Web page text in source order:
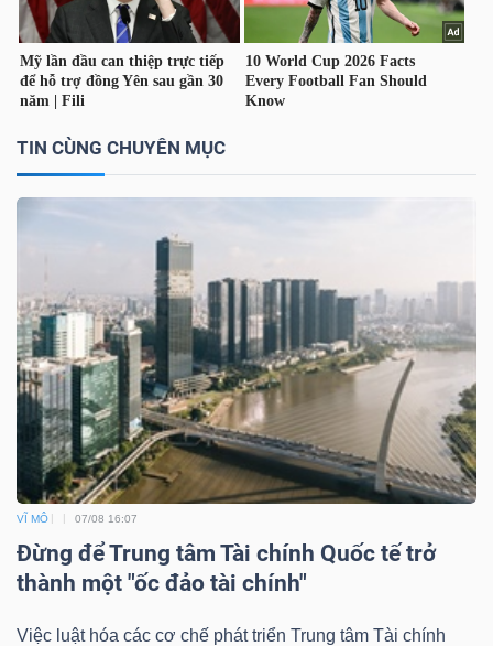
TIN CÙNG CHUYÊN MỤC
VĨ MÔ 07/08 16:07
Đừng để Trung tâm Tài chính Quốc tế trở
thành một "ốc đảo tài chính"
Việc luật hóa các cơ chế phát triển Trung tâm Tài chính
CHĂM
SÓC
SỨC
TÀI
CHÍNH
CÔNG
NGHỆ
THÔNG
TIN